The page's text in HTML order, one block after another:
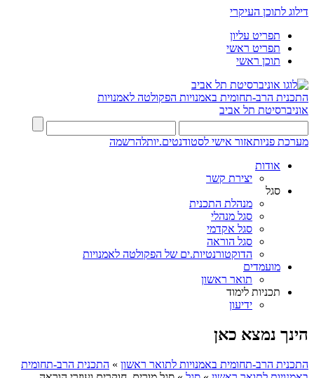
דילוג לתוכן העיקרי
תפריט עליון
תפריט ראשי
תוכן ראשי
התכנית הרב-תחומית באמנויות הפקולטה לאמנויות
אוניברסיטת תל אביב
מערכת פניותאזור אישי לסטודנטים.יותלהרשמה
אודות
יצירת קשר
סגל
מנהלת התכנית
סגל מנהלי
סגל אקדמי
סגל הוראה
הדוקטורנטיות.ים של הפקולטה לאמנויות
מועמדים
תואר ראשון
תכניות לימוד
ידיעון
הינך נמצא כאן
התכנית הרב-תחומית באמנויות לתואר ראשון » התכנית הרב-תחומית